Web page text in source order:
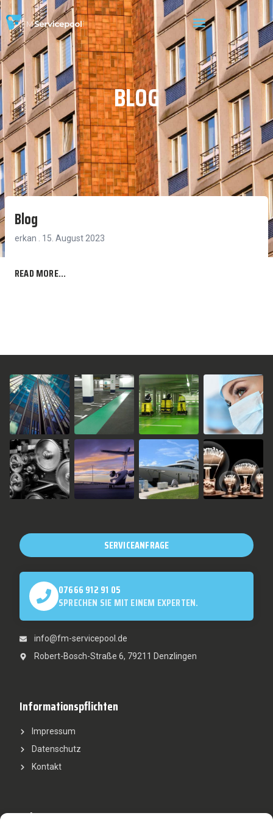
BLOG
Blog
erkan 15. August 2023
READ MORE...
Leistungen
Informationspflichten
Impressum
Datenschutz
Kontakt
SERVICEANFRAGE
07666 912 91 05
SPRECHEN SIE MIT EINEM EXPERTEN.
info@fm-servicepool.de
Robert-Bosch-Straße 6, 79211 Denzlingen